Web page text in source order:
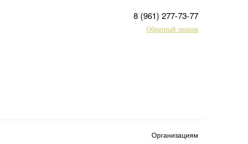
8 (961) 277-73-77
Обратный звонок
Организациям